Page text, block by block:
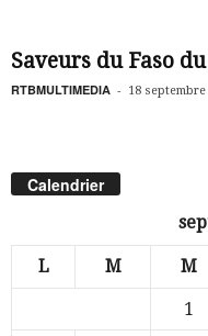
Saveurs du Faso
RTBMULTIMEDIA - 18 septembre
Calendrier
L M M
1